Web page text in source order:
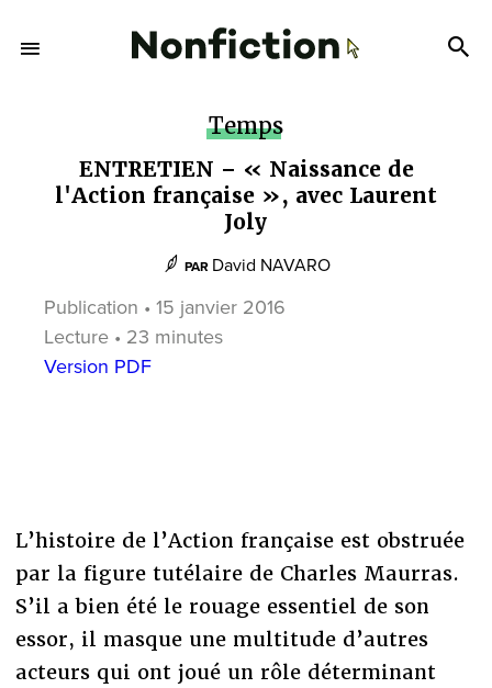
Temps
ENTRETIEN – « Naissance de
l'Action française », avec Laurent
Joly
PAR David NAVARO
Publication • 15 janvier 2016
Lecture • 23 minutes
Version PDF
L’histoire de l’Action française est obstruée
par la figure tutélaire de Charles Maurras.
S’il a bien été le rouage essentiel de son
essor, il masque une multitude d’autres
acteurs qui ont joué un rôle déterminant